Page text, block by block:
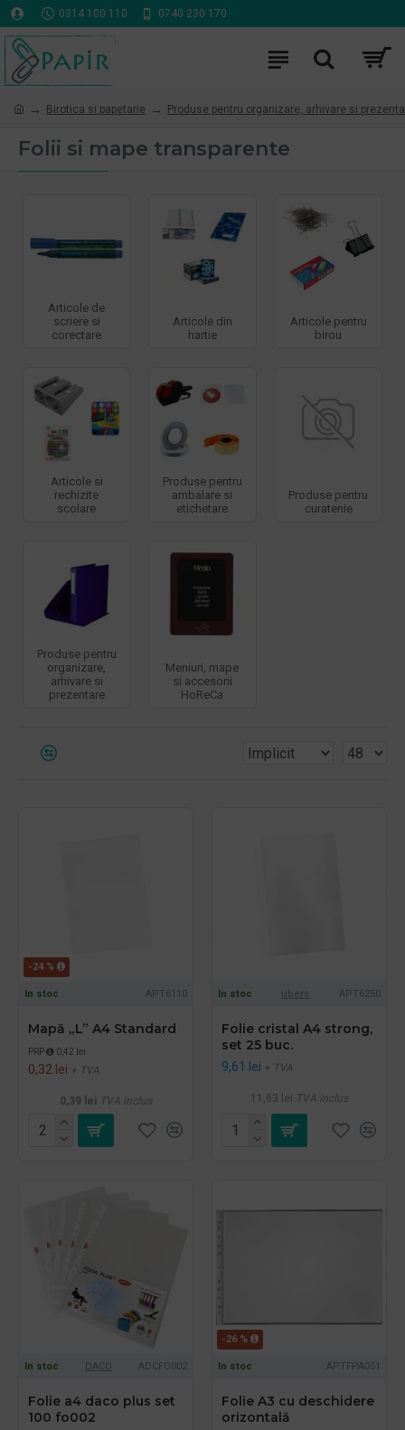
0314 100 110 0740 230 170
Birotica si papetarie Produse pentru organizare, arhivare si
Folii si mape transparente
Articole de
scriere si
corectare
Articole din
hartie
Articole pentru
birou
Articole si
rechizite
scolare
Produse pentru
ambalare si
etichetare
Produse pentru
curatenie
Produse pentru
organizare,
arhivare si
prezentare
Meniuri, mape
si accesorii
HoReCa
-24 %
In stoc APT6110
Mapă „L” A4 Standard
PRP 0,42 lei
0,32 lei + TVA
0,39 lei TVA inclus
In stoc übers APT6250
Folie cristal A4 strong,
set 25 buc.
9,61 lei + TVA
11,63 lei TVA inclus
In stoc DACO ADCFO002
Folie a4 daco plus set
100 fo002
-26 %
In stoc APTFPA051
Folie A3 cu deschidere
orizontală